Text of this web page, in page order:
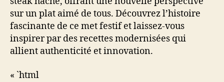
sur un plat aimé de tous. Découvrez l’histoire
fascinante de ce met festif et laissez-vous
inspirer par des recettes modernisées qui
allient authenticité et innovation.
« `html